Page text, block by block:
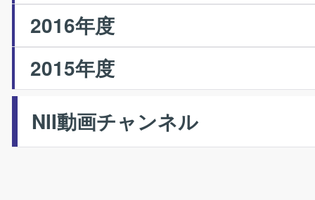
2016年度
2015年度
NII動画チャンネル